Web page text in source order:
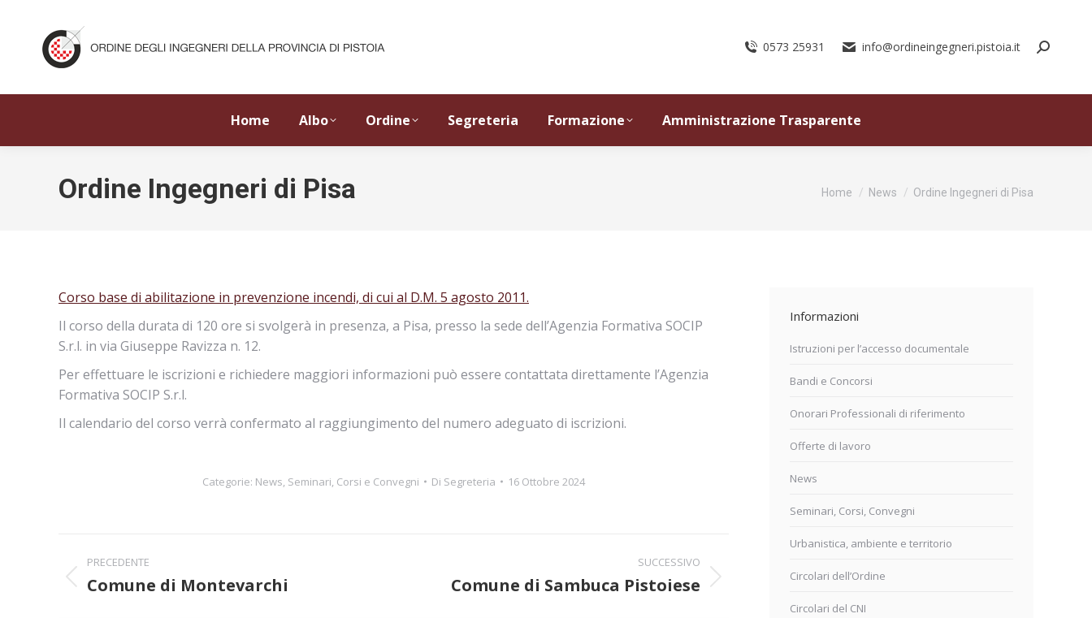
0573 25931 info@ordineingegneri.pistoia.it
Home Albo Ordine Segreteria Formazione Amministrazione Trasparente
Ordine Ingegneri di Pisa Tu sei qui:
Home News Ordine Ingegneri di Pisa
Corso base di abilitazione in prevenzione incendi, di cui al D.M. 5 agosto 2011.
Il corso della durata di 120 ore si svolgerà in presenza, a Pisa, presso la sede dell’Agenzia Formativa SOCIP
S.r.l. in via Giuseppe Ravizza n. 12.
Per effettuare le iscrizioni e richiedere maggiori informazioni può essere contattata direttamente l’Agenzia
Formativa SOCIP S.r.l.
Il calendario del corso verrà confermato al raggiungimento del numero adeguato di iscrizioni.
Categorie: News, Seminari, Corsi e Convegni Di Segreteria 16 Ottobre 2024
Naviga
tra
PRECEDENTE
Post
Comune di Montevarchi
SUCCESSIVO
ProssimoComune di Sambuca Pistoiese
Informazioni
Istruzioni per l’accesso documentale
Bandi e Concorsi
Onorari Professionali di riferimento
Offerte di lavoro
News
Seminari, Corsi, Convegni
Urbanistica, ambiente e territorio
Circolari dell’Ordine
Circolari del CNI